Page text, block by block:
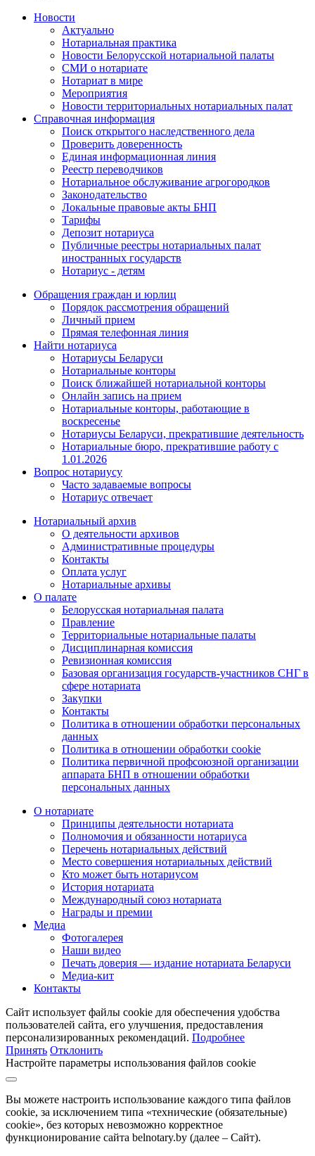
Новости
Актуально
Нотариальная практика
Новости Белорусской нотариальной палаты
СМИ о нотариате
Нотариат в мире
Мероприятия
Новости территориальных нотариальных палат
Справочная информация
Поиск открытого наследственного дела
Проверить доверенность
Единая информационная линия
Реестр переводчиков
Нотариальное обслуживание агрогородков
Законодательство
Локальные правовые акты БНП
Тарифы
Депозит нотариуса
Публичные реестры нотариальных палат
иностранных государств
Нотариус - детям
Обращения граждан и юрлиц
Порядок рассмотрения обращений
Личный прием
Прямая телефонная линия
Найти нотариуса
Нотариусы Беларуси
Нотариальные конторы
Поиск ближайшей нотариальной конторы
Онлайн запись на прием
Нотариальные конторы, работающие в
воскресенье
Нотариусы Беларуси, прекратившие деятельность
Нотариальные бюро, прекратившие работу с
1.01.2026
Вопрос нотариусу
Часто задаваемые вопросы
Нотариус отвечает
Нотариальный архив
О деятельности архивов
Административные процедуры
Контакты
Оплата услуг
Нотариальные архивы
О палате
Белорусская нотариальная палата
Правление
Территориальные нотариальные палаты
Дисциплинарная комиссия
Ревизионная комиссия
Базовая организация государств-участников СНГ в
сфере нотариата
Закупки
Контакты
Политика в отношении обработки персональных
данных
Политика в отношении обработки cookie
Политика первичной профсоюзной организации
аппарата БНП в отношении обработки
персональных данных
О нотариате
Принципы деятельности нотариата
Полномочия и обязанности нотариуса
Перечень нотариальных действий
Место совершения нотариальных действий
Кто может быть нотариусом
История нотариата
Международный союз нотариата
Награды и премии
Медиа
Фотогалерея
Наши видео
Печать доверия — издание нотариата Беларуси
Медиа-кит
Контакты
Сайт использует файлы cookie для обеспечения удобства
пользователей сайта, его улучшения, предоставления
персонализированных рекомендаций. Подробнее
Принять Отклонить
Настройте параметры использования файлов cookie
Вы можете настроить использование каждого типа файлов
cookie, за исключением типа «технические (обязательные)
cookie», без которых невозможно корректное
функционирование сайта belnotary.by (далее – Сайт).